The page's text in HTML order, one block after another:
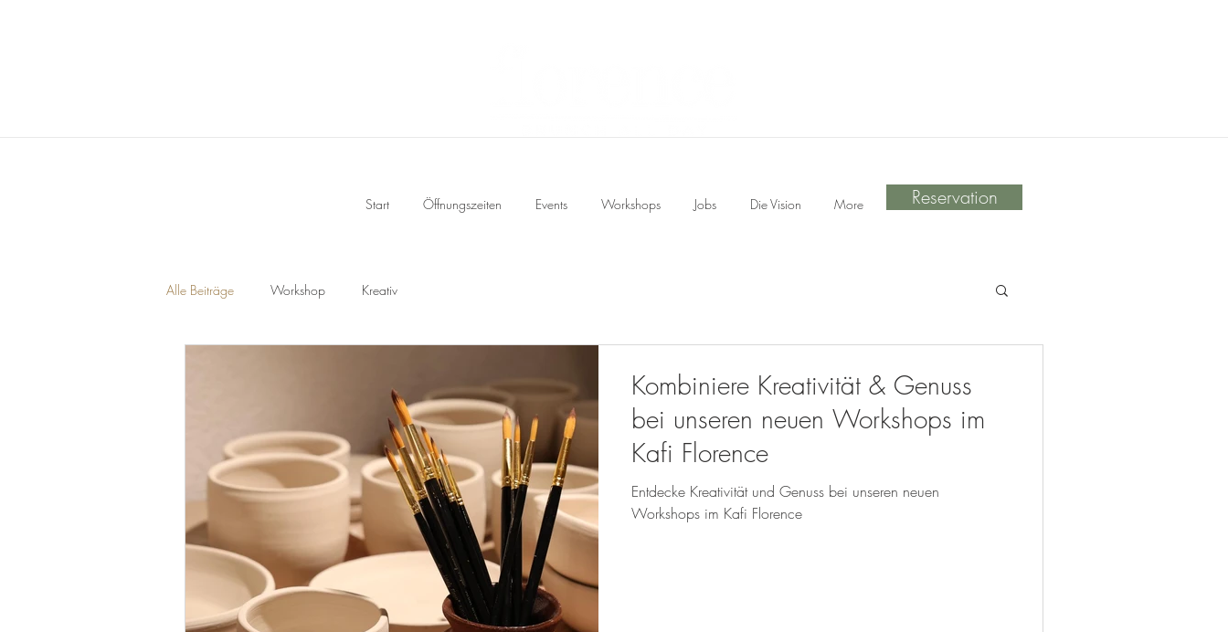
Start Öffnungszeiten Events Workshops Jobs Die Vision More Reservation
Alle Beiträge Workshop Kreativ
Kombiniere Kreativität & Genuss
bei unseren neuen Workshops im
Kafi Florence
Entdecke Kreativität und Genuss bei unseren neuen
Workshops im Kafi Florence